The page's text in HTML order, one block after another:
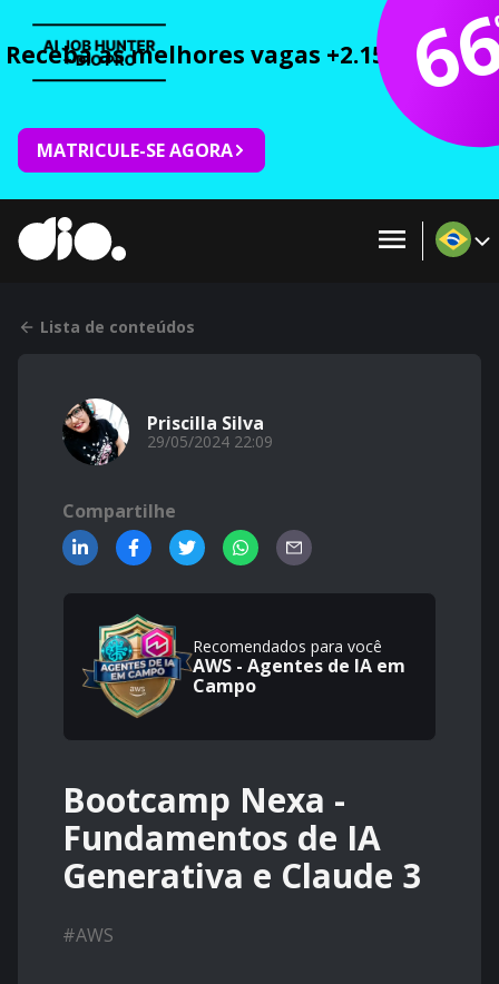
Receba as melhores vagas +2.150 cursos
MATRICULE-SE AGORA
Lista de conteúdos
Priscilla Silva
29/05/2024 22:09
Compartilhe
Recomendados para você
AWS - Agentes de IA em
Campo
Bootcamp Nexa -
Fundamentos de IA
Generativa e Claude 3
#AWS